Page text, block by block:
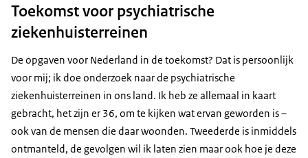
Toekomst voor psychiatrische
ziekenhuisterreinen
De opgaven voor Nederland in de toekomst? Dat is persoonlijk
voor mij; ik doe onderzoek naar de psychiatrische
ziekenhuisterreinen in ons land. Ik heb ze allemaal in kaart
gebracht, het zijn er 36, om te kijken wat ervan geworden is –
ook van de mensen die daar woonden. Tweederde is inmiddels
ontmanteld, de gevolgen wil ik laten zien maar ook hoe je deze